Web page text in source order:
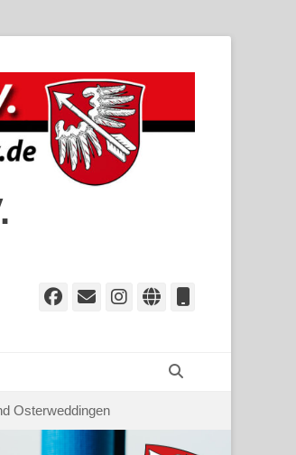
Facebook
E-
Instagram
Website
Telefon
Osterweddingen